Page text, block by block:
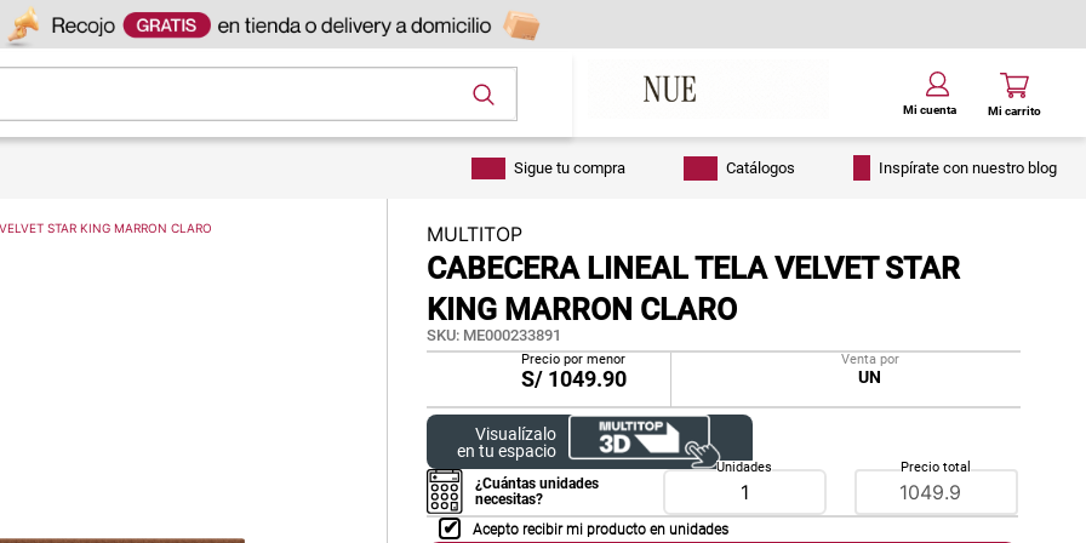
Sigue tu compra Catálogos Inspírate con nuestro blog
STAR KING MARRON CLARO MULTITOP
CABECERA LINEAL TELA VELVET STAR
KING MARRON CLARO
SKU: ME000233891
Precio por menor
S/ 1049.90
Venta por
UN
Visualízalo
en tu espacio
¿Cuántas unidades
necesitas?
Unidades Precio total
Acepto recibir mi producto en unidades